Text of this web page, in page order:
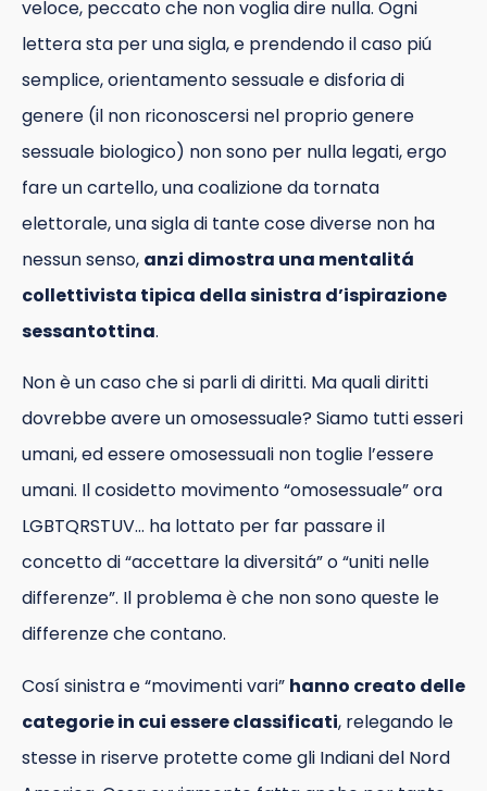
veloce, peccato che non voglia dire nulla. Ogni
lettera sta per una sigla, e prendendo il caso piú
semplice, orientamento sessuale e disforia di
genere (il non riconoscersi nel proprio genere
sessuale biologico) non sono per nulla legati, ergo
fare un cartello, una coalizione da tornata
elettorale, una sigla di tante cose diverse non ha
nessun senso, anzi dimostra una mentalitá
collettivista tipica della sinistra d’ispirazione
sessantottina.
Non è un caso che si parli di diritti. Ma quali diritti
dovrebbe avere un omosessuale? Siamo tutti esseri
umani, ed essere omosessuali non toglie l’essere
umani. Il cosidetto movimento “omosessuale” ora
LGBTQRSTUV… ha lottato per far passare il
concetto di “accettare la diversitá” o “uniti nelle
differenze”. Il problema è che non sono queste le
differenze che contano.
Cosí sinistra e “movimenti vari” hanno creato delle
categorie in cui essere classificati, relegando le
stesse in riserve protette come gli Indiani del Nord